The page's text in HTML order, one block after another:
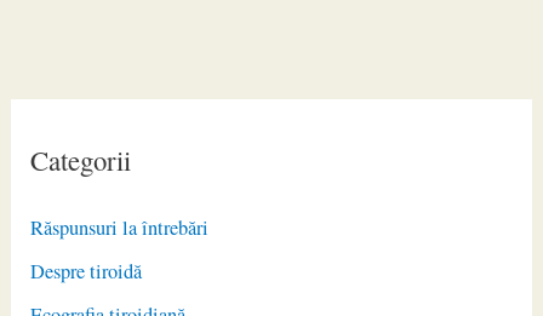
Categorii
Răspunsuri la întrebări
Despre tiroidă